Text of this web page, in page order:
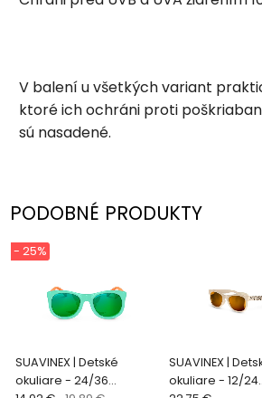
V balení u všetkých variant
ktoré ich ochráni proti
sú nasadené.
PODOBNÉ PRODUKTY
SUAVINEX | Detské
okuliare - 24/36
- 25%
SUAVINEX |
okuliare - 12/24